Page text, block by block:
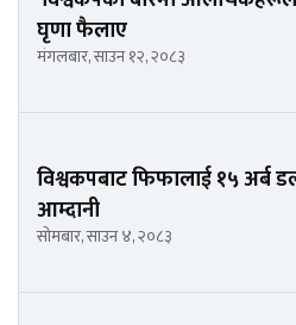
घृणा फैलाए
मंगलबार, साउन १२, २०८३
विश्वकपबाट फिफालाई १५ अर्ब
आम्दानी
सोमबार, साउन ४, २०८३